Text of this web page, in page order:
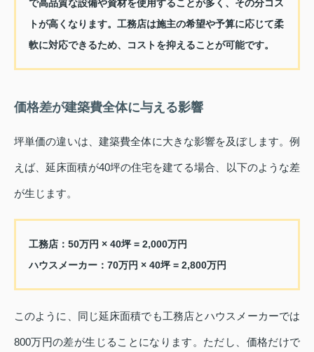
で高品質な設備や資材を使用することが多く、その分コス
トが高くなります。工務店は施主の希望や予算に応じて柔
軟に対応できるため、コストを抑えることが可能です。
価格差が建築費全体に与える影響
坪単価の違いは、建築費全体に大きな影響を及ぼします。例
えば、延床面積が40坪の住宅を建てる場合、以下のような差
が生じます。
工務店：50万円 × 40坪 = 2,000万円
ハウスメーカー：70万円 × 40坪 = 2,800万円
このように、同じ延床面積でも工務店とハウスメーカーでは
800万円の差が生じることになります。ただし、価格だけで